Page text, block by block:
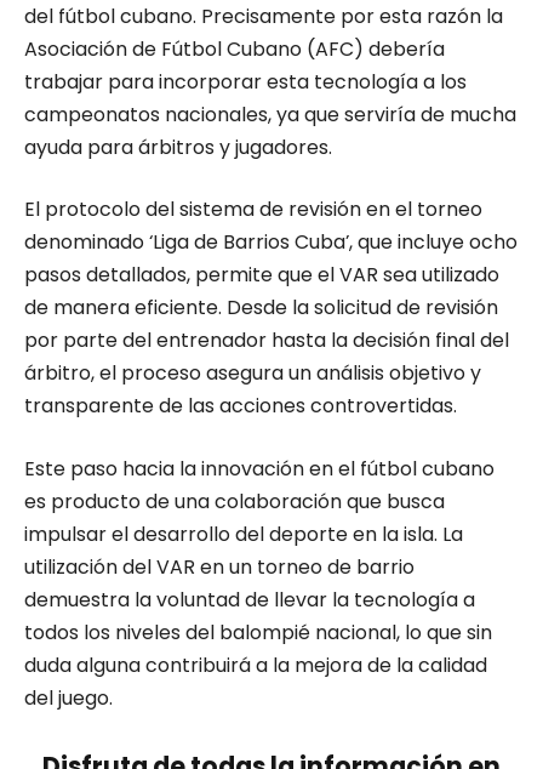
del fútbol cubano. Precisamente por esta razón la
Asociación de Fútbol Cubano (AFC) debería
trabajar para incorporar esta tecnología a los
campeonatos nacionales, ya que serviría de mucha
ayuda para árbitros y jugadores.
El protocolo del sistema de revisión en el torneo
denominado ‘Liga de Barrios Cuba’, que incluye ocho
pasos detallados, permite que el VAR sea utilizado
de manera eficiente. Desde la solicitud de revisión
por parte del entrenador hasta la decisión final del
árbitro, el proceso asegura un análisis objetivo y
transparente de las acciones controvertidas.
Este paso hacia la innovación en el fútbol cubano
es producto de una colaboración que busca
impulsar el desarrollo del deporte en la isla. La
utilización del VAR en un torneo de barrio
demuestra la voluntad de llevar la tecnología a
todos los niveles del balompié nacional, lo que sin
duda alguna contribuirá a la mejora de la calidad
del juego.